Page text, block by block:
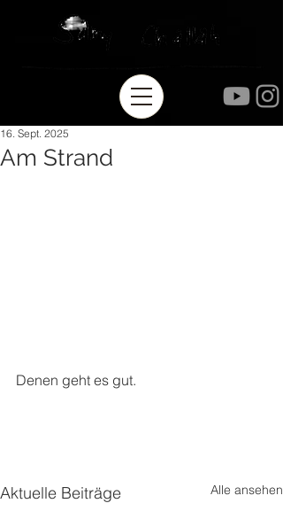
Am Strand
16. Sept. 2025
Denen geht es gut.
Aktuelle Beiträge Alle ansehen